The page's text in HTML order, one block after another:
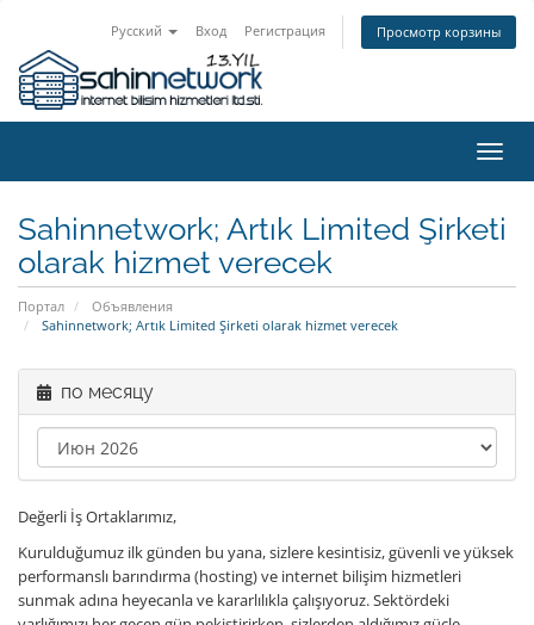
Русский Вход Регистрация Просмотр корзины
Sahinnetwork; Artık Limited Şirketi
olarak hizmet verecek
Портал
Объявления
Sahinnetwork; Artık Limited Şirketi olarak hizmet verecek
по месяцу
Değerli İş Ortaklarımız,
Kurulduğumuz ilk günden bu yana, sizlere kesintisiz, güvenli ve yüksek
performanslı barındırma (hosting) ve internet bilişim hizmetleri
sunmak adına heyecanla ve kararlılıkla çalışıyoruz. Sektördeki